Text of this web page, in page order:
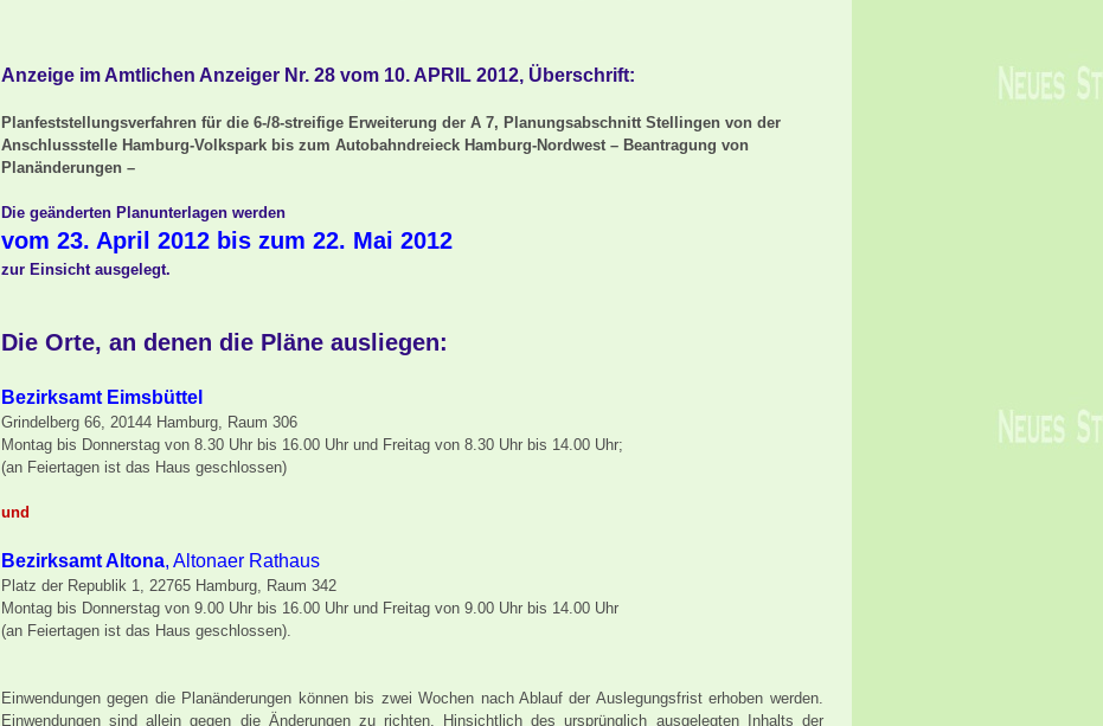
Anzeige im Amtlichen Anzeiger Nr. 28 vom 10. APRIL 2012, Überschrift:
Planfeststellungsverfahren für die 6-/8-streifige Erweiterung der A 7, Planungsabschnitt Stellingen von der
Anschlussstelle Hamburg-Volkspark bis zum Autobahndreieck Hamburg-Nordwest – Beantragung von
Planänderungen –
Die geänderten Planunterlagen werden
vom 23. April 2012 bis zum 22. Mai 2012
zur Einsicht ausgelegt.
Die Orte, an denen die Pläne ausliegen:
Bezirksamt Eimsbüttel
Grindelberg 66, 20144 Hamburg, Raum 306
Montag bis Donnerstag von 8.30 Uhr bis 16.00 Uhr und Freitag von 8.30 Uhr bis 14.00 Uhr;
(an Feiertagen ist das Haus geschlossen)
und
Bezirksamt Altona, Altonaer Rathaus
Platz der Republik 1, 22765 Hamburg, Raum 342
Montag bis Donnerstag von 9.00 Uhr bis 16.00 Uhr und Freitag von 9.00 Uhr bis 14.00 Uhr
(an Feiertagen ist das Haus geschlossen).
Einwendungen gegen die Planänderungen können bis zwei Wochen nach Ablauf der Auslegungsfrist erhoben werden.
Einwendungen sind allein gegen die Änderungen zu richten. Hinsichtlich des ursprünglich ausgelegten Inhalts der